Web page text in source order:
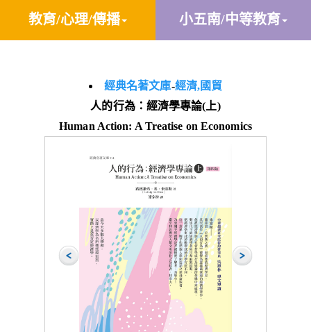
教育/心理/傳播 小五南/中等教育
經典名著文庫-經濟,國貿
人的行為：經濟學專論(上)
Human Action: A Treatise on Economics